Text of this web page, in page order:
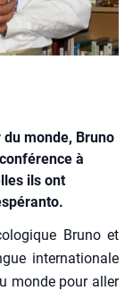
du monde, Bruno
à
ils ont
Bru­no et
inter­na­tio­nale
monde pour aller